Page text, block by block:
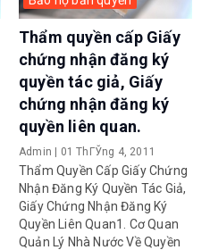
Thẩm quyền cấp Giấy
chứng nhận đăng ký
quyền tác giả, Giấy
chứng nhận đăng ký
quyền liên quan.
Admin | 01 ThГЎng 4, 2011
Thẩm Quyền Cấp Giấy Chứng
Nhận Đăng Ký Quyền Tác Giả,
Giấy Chứng Nhận Đăng Ký
Quyền Liên Quan1. Cơ Quan
Quản Lý Nhà Nước Về Quyền